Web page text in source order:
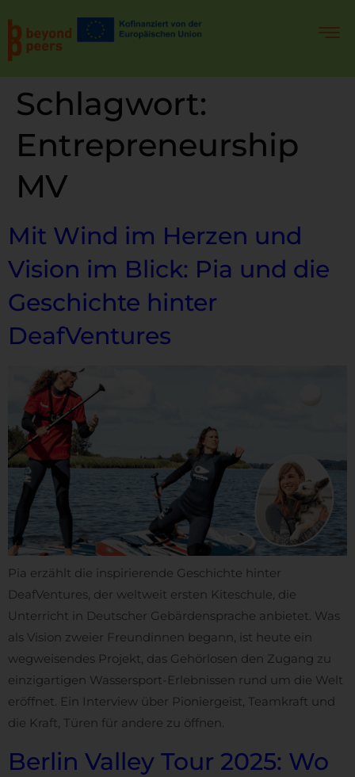
Schlagwort:
Entrepreneurship
MV
Mit Wind im Herzen und
Vision im Blick: Pia und die
Geschichte hinter
DeafVentures
Pia erzählt die inspirierende Geschichte hinter
DeafVentures, der weltweit ersten Kiteschule, die
Unterricht in Deutscher Gebärdensprache anbietet. Was
als Vision zweier Freundinnen begann, ist heute ein
wegweisendes Projekt, das Gehörlosen den Zugang zu
einzigartigen Wassersport-Erlebnissen rund um die Welt
eröffnet. Ein Interview über Pioniergeist, Teamkraft und
die Kraft, Türen für andere zu öffnen.
Berlin Valley Tour 2025: Wo